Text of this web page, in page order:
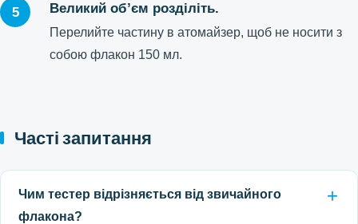
Великий об’єм розділіть.
Перелийте частину в атомайзер, щоб не носити з
собою флакон 150 мл.
Часті запитання
Чим тестер відрізняється від звичайного
флакона?